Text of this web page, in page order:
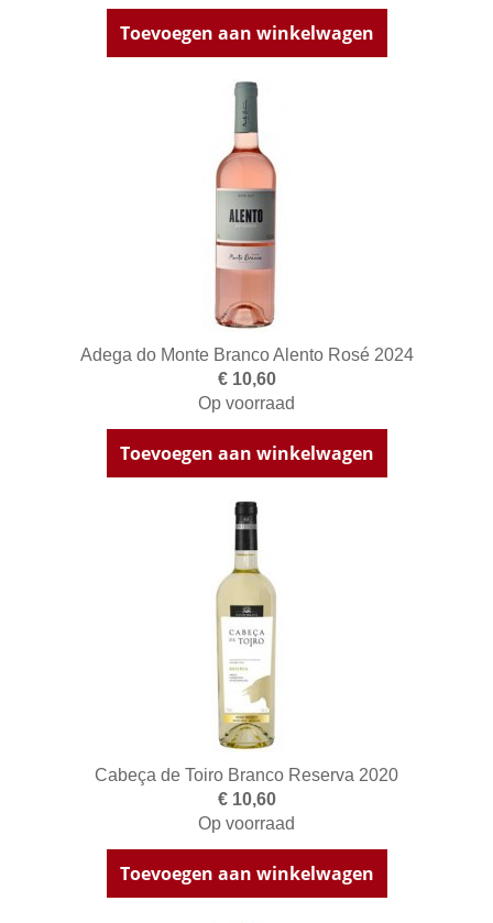
Toevoegen aan winkelwagen
Adega do Monte Branco Alento Rosé 2024
€ 10,60
Op voorraad
Toevoegen aan winkelwagen
Cabeça de Toiro Branco Reserva 2020
€ 10,60
Op voorraad
Toevoegen aan winkelwagen